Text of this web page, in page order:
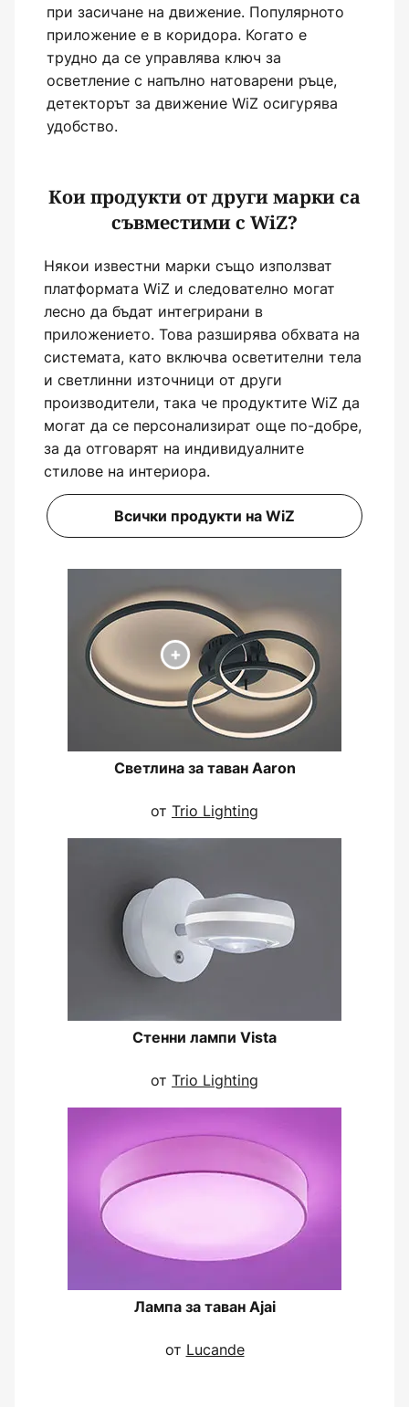
при засичане на движение. Популярното
приложение е в коридора. Когато е
трудно да се управлява ключ за
осветление с напълно натоварени ръце,
детекторът за движение WiZ осигурява
удобство.
Кои продукти от други марки са
съвместими с WiZ?
Някои известни марки също използват
платформата WiZ и следователно могат
лесно да бъдат интегрирани в
приложението. Това разширява обхвата на
системата, като включва осветителни тела
и светлинни източници от други
производители, така че продуктите WiZ да
могат да се персонализират още по-добре,
за да отговарят на индивидуалните
стилове на интериора.
Всички продукти на WiZ
Светлина за таван Aaron
от Trio Lighting
Стенни лампи Vista
от Trio Lighting
Лампа за таван Ajai
от Lucande